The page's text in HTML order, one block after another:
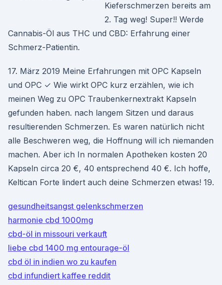
Kieferschmerzen bereits am
2. Tag weg! Super!! Werde
Cannabis-Öl aus THC und CBD: Erfahrung einer
Schmerz-Patientin.
17. März 2019 Meine Erfahrungen mit OPC Kapseln
und OPC ✓ Wie wirkt OPC kurz erzählen, wie ich
meinen Weg zu OPC Traubenkernextrakt Kapseln
gefunden haben. nach langem Sitzen und daraus
resultierenden Schmerzen. Es waren natürlich nicht
alle Beschweren weg, die Hoffnung will ich niemanden
machen. Aber ich In normalen Apotheken kosten 20
Kapseln circa 20 €, 40 entsprechend 40 €. Ich hoffe,
Keltican Forte lindert auch deine Schmerzen etwas! 19.
gesundheitsangst gelenkschmerzen
harmonie cbd 1000mg
cbd-öl in missouri verkauft
liebe cbd 1400 mg entourage-öl
cbd öl in indien wo zu kaufen
cbd infundiert kaffee reddit